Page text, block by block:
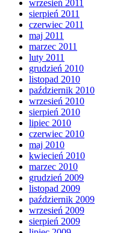
wrzesień 2011
sierpień 2011
czerwiec 2011
maj 2011
marzec 2011
luty 2011
grudzień 2010
listopad 2010
październik 2010
wrzesień 2010
sierpień 2010
lipiec 2010
czerwiec 2010
maj 2010
kwiecień 2010
marzec 2010
grudzień 2009
listopad 2009
październik 2009
wrzesień 2009
sierpień 2009